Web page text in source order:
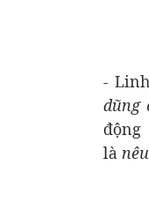
-
dũng
là